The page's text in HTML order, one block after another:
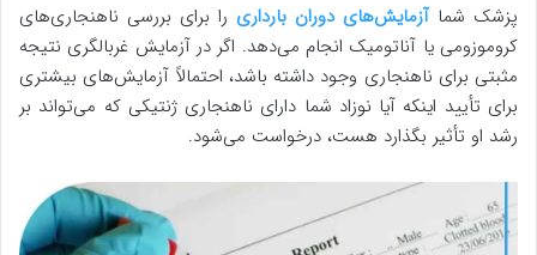
پزشک شماآزمایش‌های دوران بارداری را برای بررسی ناهنجاری‌های
کروموزومی یا آناتومیک انجام می‌دهد. اگر در آزمایش غربالگری نتیجه
مثبتی برای ناهنجاری وجود داشته باشد، احتمالاً آزمایش‌های بیشتری
برای تأیید اینکه آیا نوزاد شما دارای ناهنجاری ژنتیکی که می‌تواند بر
رشد او تأثیر بگذارد هست، درخواست می‌شود.